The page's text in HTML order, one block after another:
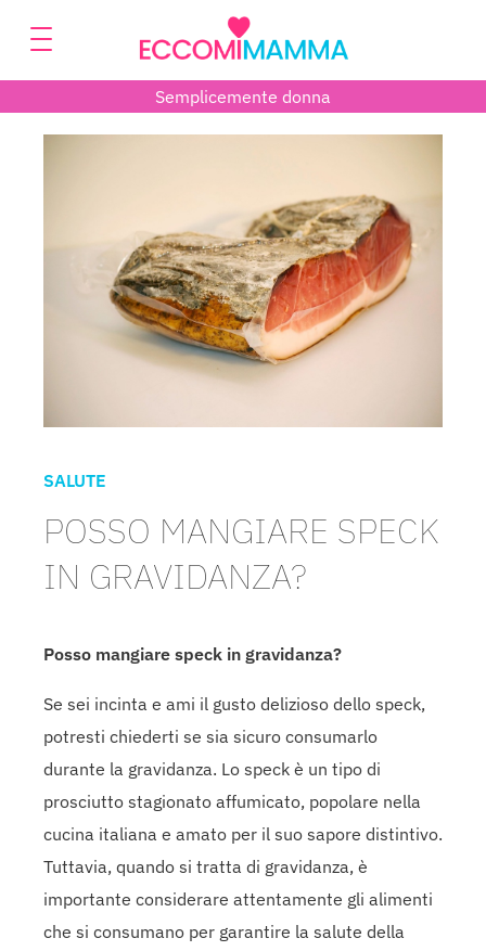
Semplicemente donna
SALUTE
POSSO MANGIARE SPECK
IN GRAVIDANZA?
Posso mangiare speck in gravidanza?
Se sei incinta e ami il gusto delizioso dello speck,
potresti chiederti se sia sicuro consumarlo
durante la gravidanza. Lo speck è un tipo di
prosciutto stagionato affumicato, popolare nella
cucina italiana e amato per il suo sapore distintivo.
Tuttavia, quando si tratta di gravidanza, è
importante considerare attentamente gli alimenti
che si consumano per garantire la salute della